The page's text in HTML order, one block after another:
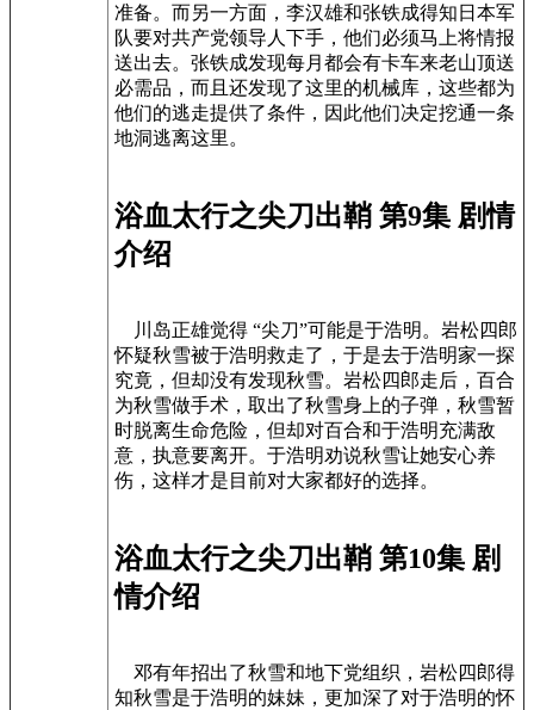
准备。而另一方面，李汉雄和张铁成得知日本军
队要对共产党领导人下手，他们必须马上将情报
送出去。张铁成发现每月都会有卡车来老山顶送
必需品，而且还发现了这里的机械库，这些都为
他们的逃走提供了条件，因此他们决定挖通一条
地洞逃离这里。
浴血太行之尖刀出鞘 第9集 剧情
介绍
川岛正雄觉得 “尖刀”可能是于浩明。岩松四郎
怀疑秋雪被于浩明救走了，于是去于浩明家一探
究竟，但却没有发现秋雪。岩松四郎走后，百合
为秋雪做手术，取出了秋雪身上的子弹，秋雪暂
时脱离生命危险，但却对百合和于浩明充满敌
意，执意要离开。于浩明劝说秋雪让她安心养
伤，这样才是目前对大家都好的选择。
浴血太行之尖刀出鞘 第10集 剧
情介绍
邓有年招出了秋雪和地下党组织，岩松四郎得
知秋雪是于浩明的妹妹，更加深了对于浩明的怀